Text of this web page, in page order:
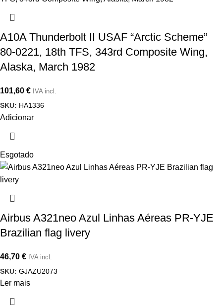
A10A Thunderbolt II USAF “Arctic Scheme”
80-0221, 18th TFS, 343rd Composite Wing,
Alaska, March 1982
101,60 € IVA incl.
SKU: HA1336
Adicionar
Esgotado
Airbus A321neo Azul Linhas Aéreas PR-YJE
Brazilian flag livery
46,70 € IVA incl.
SKU: GJAZU2073
Ler mais